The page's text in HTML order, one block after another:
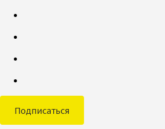
Подписаться